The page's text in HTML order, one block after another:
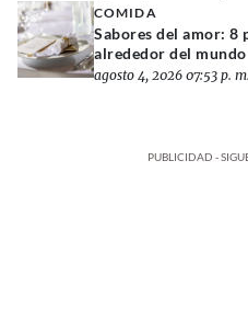
COMIDA
Sabores del amor: 8
alrededor del mundo
agosto 4, 2026 07:53 p. m.
PUBLICIDAD -